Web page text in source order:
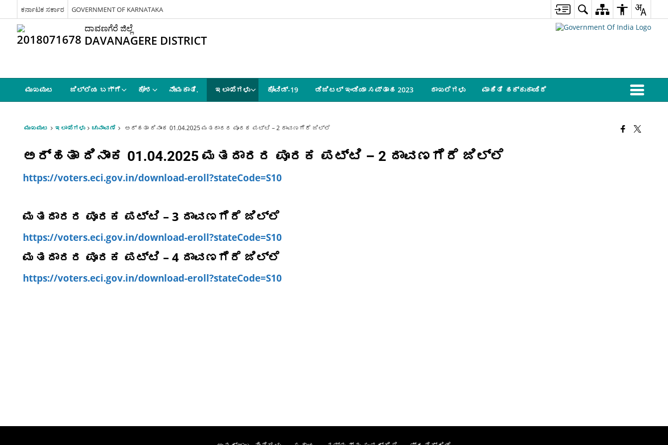
ಕರ್ನಾಟಕ ಸರ್ಕಾರ GOVERNMENT OF KARNATAKA
ದಾವಣಗೆರೆ ಜಿಲ್ಲೆ
DAVANAGERE DISTRICT
ಮುಖಪುಟ ಜಿಲ್ಲೆಯ ಬಗ್ಗೆ ಕೋಶ ನೇಮಕಾತಿ. ಇಲಾಖೆಗಳು ಕೋವಿಡ್-19 ಡಿಜಿಟಲ್ ಇಂಡಿಯಾ ಸಪ್ತಾಹ 2023 ದಾಖಲೆಗಳು ಮಾಹಿತಿ ಹಕ್ಕುಕಾಯಿದೆ
ಮುಖಪುಟ ಇಲಾಖೆಗಳು ಚುನಾವಣೆ ಅರ್ಹತಾ ದಿನಾಂಕ 01.04.2025 ಮತದಾರರ ಪೂರಕ ಪಟ್ಟಿ – 2 ದಾವಣಗೆರೆ ಜಿಲ್ಲೆ
ಅರ್ಹತಾ ದಿನಾಂಕ 01.04.2025 ಮತದಾರರ ಪೂರಕ ಪಟ್ಟಿ – 2 ದಾವಣಗೆರೆ ಜಿಲ್ಲೆ
https://voters.eci.gov.in/download-eroll?stateCode=S10
ಮತದಾರರ ಪೂರಕ ಪಟ್ಟಿ – 3 ದಾವಣಗೆರೆ ಜಿಲ್ಲೆ
https://voters.eci.gov.in/download-eroll?stateCode=S10
ಮತದಾರರ ಪೂರಕ ಪಟ್ಟಿ – 4 ದಾವಣಗೆರೆ ಜಿಲ್ಲೆ
https://voters.eci.gov.in/download-eroll?stateCode=S10